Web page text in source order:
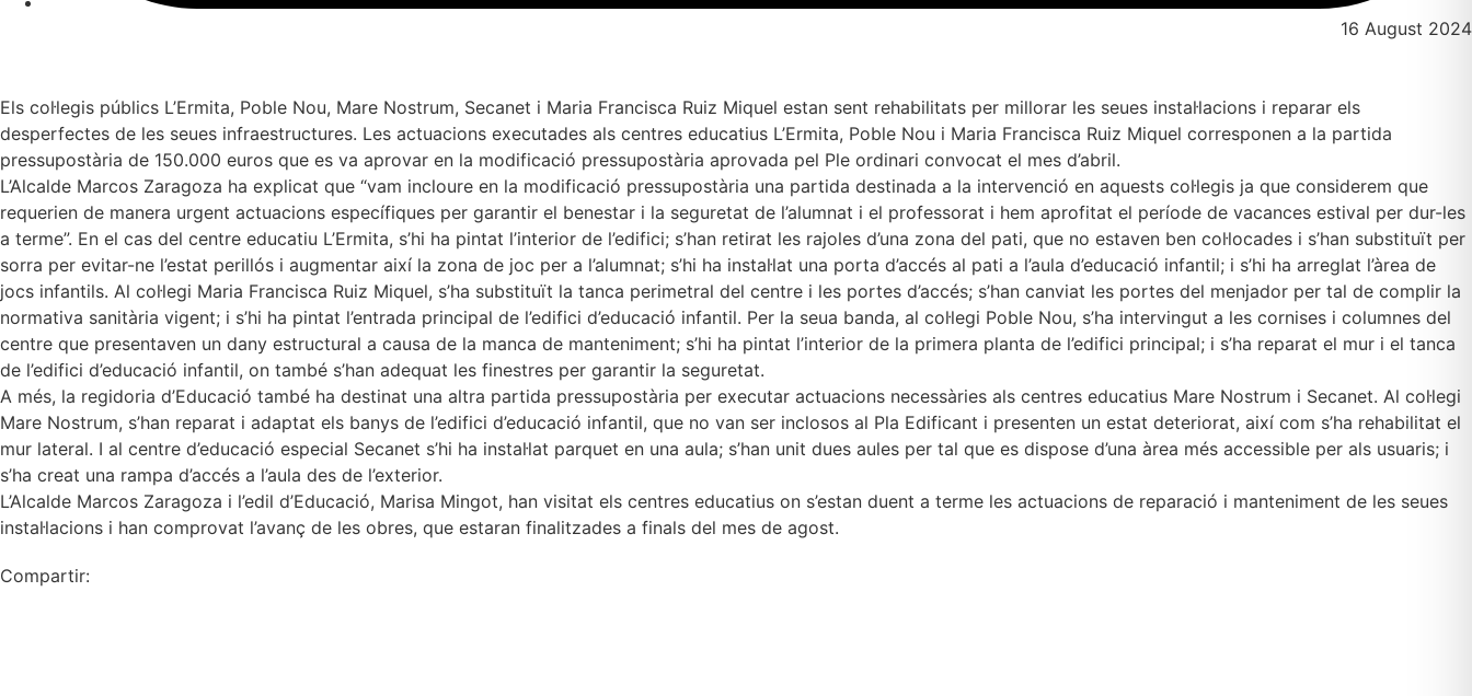
16 August 2024
Els col·legis públics L’Ermita, Poble Nou, Mare Nostrum, Secanet i Maria Francisca Ruiz Miquel estan sent rehabilitats per millorar les seues instal·lacions i reparar els
desperfectes de les seues infraestructures. Les actuacions executades als centres educatius L’Ermita, Poble Nou i Maria Francisca Ruiz Miquel corresponen a la partida
pressupostària de 150.000 euros que es va aprovar en la modificació pressupostària aprovada pel Ple ordinari convocat el mes d’abril.
L’Alcalde Marcos Zaragoza ha explicat que “vam incloure en la modificació pressupostària una partida destinada a la intervenció en aquests col·legis ja que considerem que
requerien de manera urgent actuacions específiques per garantir el benestar i la seguretat de l’alumnat i el professorat i hem aprofitat el període de vacances estival per dur-les
a terme”. En el cas del centre educatiu L’Ermita, s’hi ha pintat l’interior de l’edifici; s’han retirat les rajoles d’una zona del pati, que no estaven ben col·locades i s’han substituït per
sorra per evitar-ne l’estat perillós i augmentar així la zona de joc per a l’alumnat; s’hi ha instal·lat una porta d’accés al pati a l’aula d’educació infantil; i s’hi ha arreglat l’àrea de
jocs infantils. Al col·legi Maria Francisca Ruiz Miquel, s’ha substituït la tanca perimetral del centre i les portes d’accés; s’han canviat les portes del menjador per tal de complir la
normativa sanitària vigent; i s’hi ha pintat l’entrada principal de l’edifici d’educació infantil. Per la seua banda, al col·legi Poble Nou, s’ha intervingut a les cornises i columnes del
centre que presentaven un dany estructural a causa de la manca de manteniment; s’hi ha pintat l’interior de la primera planta de l’edifici principal; i s’ha reparat el mur i el tanca
de l’edifici d’educació infantil, on també s’han adequat les finestres per garantir la seguretat.
A més, la regidoria d’Educació també ha destinat una altra partida pressupostària per executar actuacions necessàries als centres educatius Mare Nostrum i Secanet. Al col·legi
Mare Nostrum, s’han reparat i adaptat els banys de l’edifici d’educació infantil, que no van ser inclosos al Pla Edificant i presenten un estat deteriorat, així com s’ha rehabilitat el
mur lateral. I al centre d’educació especial Secanet s’hi ha instal·lat parquet en una aula; s’han unit dues aules per tal que es dispose d’una àrea més accessible per als usuaris; i
s’ha creat una rampa d’accés a l’aula des de l’exterior.
L’Alcalde Marcos Zaragoza i l’edil d’Educació, Marisa Mingot, han visitat els centres educatius on s’estan duent a terme les actuacions de reparació i manteniment de les seues
instal·lacions i han comprovat l’avanç de les obres, que estaran finalitzades a finals del mes de agost.
Compartir: